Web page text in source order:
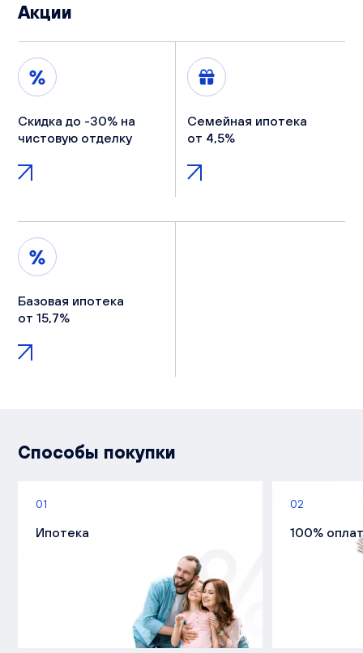
Акции
Скидка до -30% на
чистовую отделку
Семейная ипотека
от 4,5%
Базовая ипотека
от 15,7%
Способы покупки
01
Ипотека
02
100%